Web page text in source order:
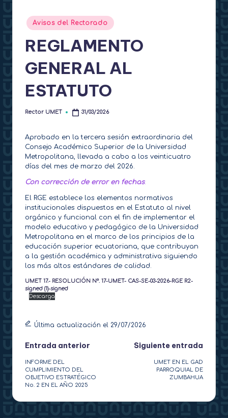
Publicado
en
Avisos del Rectorado
REGLAMENTO
GENERAL AL
ESTATUTO
Publicado
Rector UMET 31/03/2026
Aprobado en la tercera sesión extraordinaria del
Consejo Académico Superior de la Universidad
Metropolitana, llevada a cabo a los veinticuatro
días del mes de marzo del 2026.
Con corrección de error en fechas.
El RGE establece los elementos normativos
institucionales dispuestos en el Estatuto al nivel
orgánico y funcional con el fin de implementar el
modelo educativo y pedagógico de la Universidad
Metropolitana en el marco de los principios de la
educación superior ecuatoriana, que contribuyan
a la gestión académica y administrativa siguiendo
los más altos estándares de calidad.
UMET 17.- RESOLUCIÓN Nº. 17-UMET- CAS-SE-03-2026-RGE R2-
signed (1)-signed
Descarga
Última actualización el 29/07/2026
Navegación
de
entradas
Entrada anterior
INFORME DEL
CUMPLIMIENTO DEL
OBJETIVO ESTRATÉGICO
No. 2 EN EL AÑO 2025
Siguiente entrada
UMET EN EL GAD
PARROQUIAL DE
ZUMBAHUA